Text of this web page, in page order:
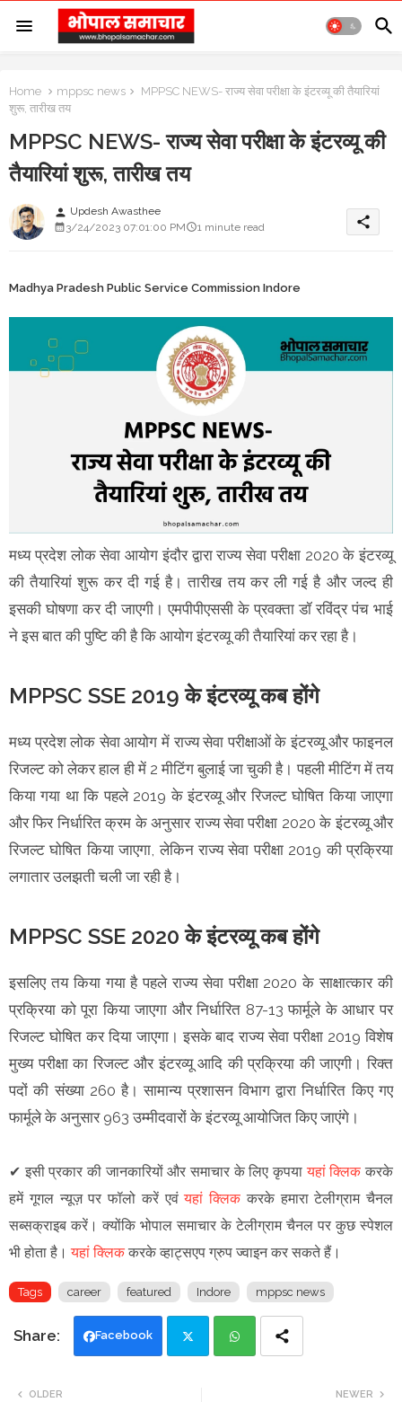
Home mppsc news
MPPSC NEWS- राज्य सेवा परीक्षा के इंटरव्यू की तैयारियां
शुरू, तारीख तय
MPPSC NEWS- राज्य सेवा परीक्षा के इंटरव्यू की
तैयारियां शुरू, तारीख तय
person Updesh Awasthee
3/24/2023 07:01:00 PM
1 minute read share
Madhya Pradesh Public Service Commission Indore
मध्य प्रदेश लोक सेवा आयोग इंदौर द्वारा राज्य सेवा परीक्षा 2020 के इंटरव्यू
की तैयारियां शुरू कर दी गई है। तारीख तय कर ली गई है और जल्द ही
इसकी घोषणा कर दी जाएगी। एमपीपीएससी के प्रवक्ता डॉ रविंद्र पंच भाई
ने इस बात की पुष्टि की है कि आयोग इंटरव्यू की तैयारियां कर रहा है।
MPPSC SSE 2019 के इंटरव्यू कब होंगे
मध्य प्रदेश लोक सेवा आयोग में राज्य सेवा परीक्षाओं के इंटरव्यू और फाइनल
रिजल्ट को लेकर हाल ही में 2 मीटिंग बुलाई जा चुकी है। पहली मीटिंग में तय
किया गया था कि पहले 2019 के इंटरव्यू और रिजल्ट घोषित किया जाएगा
और फिर निर्धारित क्रम के अनुसार राज्य सेवा परीक्षा 2020 के इंटरव्यू और
रिजल्ट घोषित किया जाएगा, लेकिन राज्य सेवा परीक्षा 2019 की प्रक्रिया
लगातार उलझती चली जा रही है।
MPPSC SSE 2020 के इंटरव्यू कब होंगे
इसलिए तय किया गया है पहले राज्य सेवा परीक्षा 2020 के साक्षात्कार की
प्रक्रिया को पूरा किया जाएगा और निर्धारित 87-13 फार्मूले के आधार पर
रिजल्ट घोषित कर दिया जाएगा। इसके बाद राज्य सेवा परीक्षा 2019 विशेष
मुख्य परीक्षा का रिजल्ट और इंटरव्यू आदि की प्रक्रिया की जाएगी। रिक्त
पदों की संख्या 260 है। सामान्य प्रशासन विभाग द्वारा निर्धारित किए गए
फार्मूले के अनुसार 963 उम्मीदवारों के इंटरव्यू आयोजित किए जाएंगे।
✔ इसी प्रकार की जानकारियों और समाचार के लिए कृपयायहां क्लिक करके
हमें गूगल न्यूज़ पर फॉलो करें एवंयहां क्लिक करके हमारा टेलीग्राम चैनल
सब्सक्राइब करें। क्योंकि भोपाल समाचार के टेलीग्राम चैनल पर कुछ स्पेशल
भी होता है।यहां क्लिककरके व्हाट्सएप ग्रुप ज्वाइन कर सकते हैं।
Tags career featured Indore mppsc news
Facebook
NEWER
OLDER